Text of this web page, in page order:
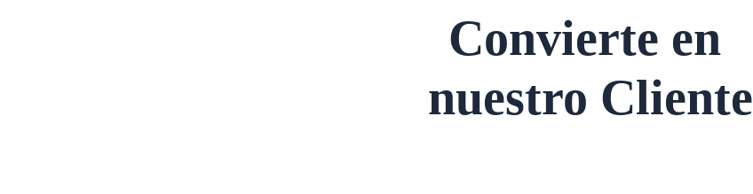
Convierte en
nuestro Cliente